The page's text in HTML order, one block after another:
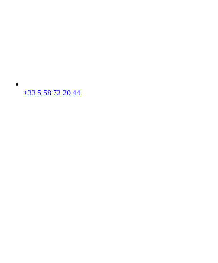
+33 5 58 72 20 44